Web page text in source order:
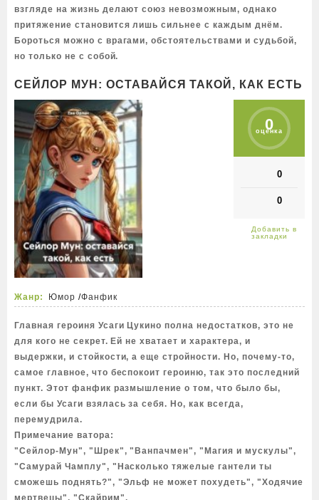
взгляде на жизнь делают союз невозможным, однако
притяжение становится лишь сильнее с каждым днём.
Бороться можно с врагами, обстоятельствами и судьбой,
но только не с собой.
СЕЙЛОР МУН: ОСТАВАЙСЯ ТАКОЙ, КАК ЕСТЬ
0
оценка
0
0
Жанр: Юмор /Фанфик
Главная героиня Усаги Цукино полна недостатков, это не
для кого не секрет. Ей не хватает и характера, и
выдержки, и стойкости, а еще стройности. Но, почему-то,
самое главное, что беспокоит героиню, так это последний
пункт. Этот фанфик размышление о том, что было бы,
если бы Усаги взялась за себя. Но, как всегда,
перемудрила.
Примечание ватора:
"Сейлор-Мун", "Шрек", "Ванпачмен", "Магия и мускулы",
"Самурай Чамплу", "Насколько тяжелые гантели ты
сможешь поднять?", "Эльф не может похудеть", "Ходячие
мертвецы", "Скайрим".